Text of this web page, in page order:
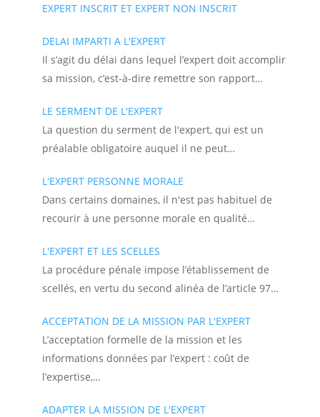
EXPERT INSCRIT ET EXPERT NON INSCRIT
DELAI IMPARTI A L'EXPERT
Il s’agit du délai dans lequel l’expert doit accomplir
sa mission, c’est-à-dire remettre son rapport…
LE SERMENT DE L'EXPERT
La question du serment de l'expert, qui est un
préalable obligatoire auquel il ne peut…
L'EXPERT PERSONNE MORALE
Dans certains domaines, il n'est pas habituel de
recourir à une personne morale en qualité…
L'EXPERT ET LES SCELLES
La procédure pénale impose l’établissement de
scellés, en vertu du second alinéa de l’article 97…
ACCEPTATION DE LA MISSION PAR L'EXPERT
L’acceptation formelle de la mission et les
informations données par l’expert : coût de
l’expertise,…
ADAPTER LA MISSION DE L'EXPERT